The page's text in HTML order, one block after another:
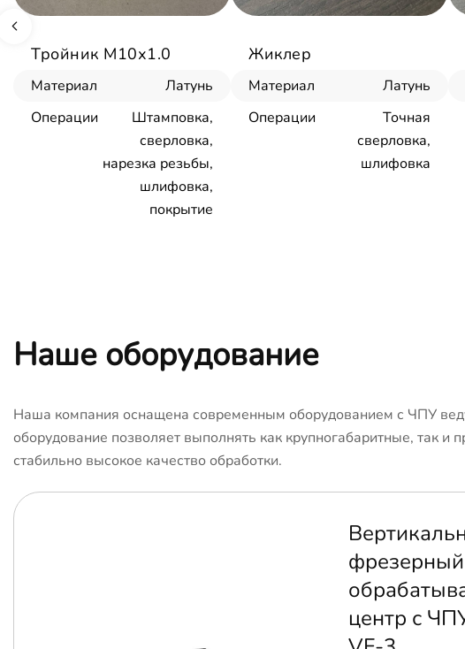
Тройник М10х1.0
Материал
Латунь
Операции
Штамповка,
сверловка,
нарезка резьбы,
шлифовка,
покрытие
Жиклер
Материал
Латунь
Операции
Точная
сверловка,
шлифовка
Наше оборудование
Наша компания оснащена современным оборудованием с ЧПУ
оборудование позволяет выполнять как крупногабаритные, так
стабильно высокое качество обработки.
фрезерный
центр с